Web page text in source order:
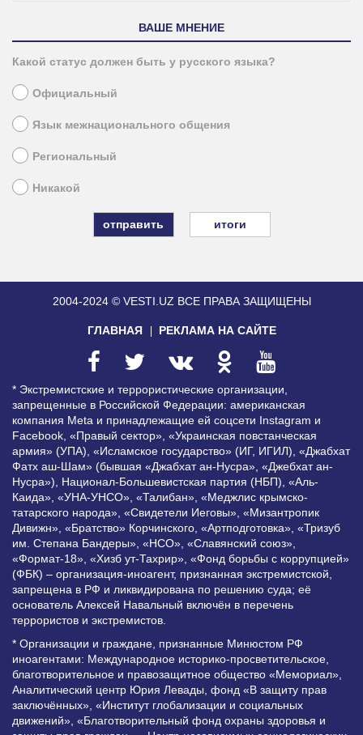
ВАШЕ МНЕНИЕ
Какой статус должен быть у русского языка?
Официальный
Язык межнационального общения
Региональный
Никакой
итоги
2004-2024 © VESTI.UZ ВСЕ ПРАВА ЗАЩИЩЕНЫ
ГЛАВНАЯ РЕКЛАМА НА САЙТЕ
* Экстремистские и террористические организации,
запрещенные в Российской Федерации: американская
компания Meta и принадлежащие ей соцсети Instagram и
Facebook, «Правый сектор», «Украинская повстанческая
армия» (УПА), «Исламское государство» (ИГ, ИГИЛ), «Джабхат
Фатх аш-Шам» (бывшая «Джабхат ан-Нусра», «Джебхат ан-
Нусра»), Национал-Большевистская партия (НБП), «Аль-
Каида», «УНА-УНСО», «Талибан», «Меджлис крымско-
татарского народа», «Свидетели Иеговы», «Мизантропик
Дивижн», «Братство» Корчинского, «Артподготовка», «Тризуб
им. Степана Бандеры», «НСО», «Славянский союз»,
«Формат-18», «Хизб ут-Тахрир», «Фонд борьбы с коррупцией»
(ФБК) – организация-иноагент, признанная экстремистской,
запрещена в РФ и ликвидирована по решению суда; её
основатель Алексей Навальный включён в перечень
террористов и экстремистов.
* Организации и граждане, признанные Минюстом РФ
иноагентами: Международное историко-просветительское,
благотворительное и правозащитное общество «Мемориал»,
Аналитический центр Юрия Левады, фонд «В защиту прав
заключённых», «Институт глобализации и социальных
движений», «Благотворительный фонд охраны здоровья и